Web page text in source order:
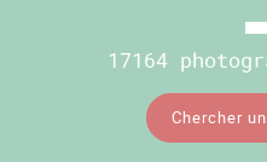
17164
Chercher